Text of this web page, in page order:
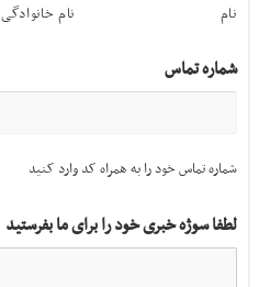
نام نام خانوادگی
شماره تماس
شماره تماس خود را به همراه کد وارد کنید
لطفا سوژه خبری خود را برای ما بفرستید